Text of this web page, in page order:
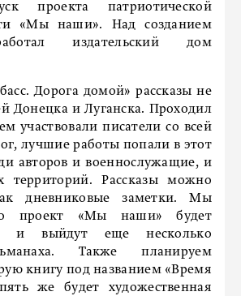
проекта патриотической
«Мы наши». Над созданием
издательский дом
Дорога домой» рассказы не
Донецка и Луганска. Проходил
участвовали писатели со всей
лучшие работы попали в этот
авторов и военнослужащие, и
территорий. Рассказы можно
дневниковые заметки. Мы
проект «Мы наши» будет
и выйдут еще несколько
Также планируем
книгу под названием «Время
же будет художественная